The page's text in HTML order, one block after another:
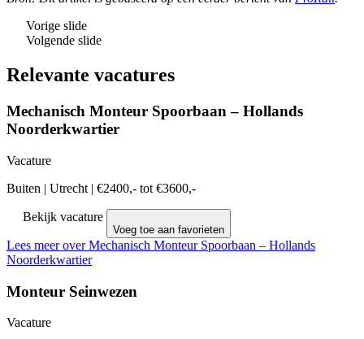
Vorige slide
Volgende slide
Relevante vacatures
Mechanisch Monteur Spoorbaan – Hollands
Noorderkwartier
Vacature
Buiten | Utrecht | €2400,- tot €3600,-
Bekijk vacature
Voeg toe aan favorieten
Lees meer over Mechanisch Monteur Spoorbaan – Hollands
Noorderkwartier
Monteur Seinwezen
Vacature